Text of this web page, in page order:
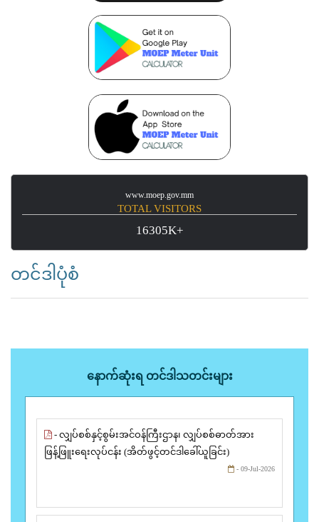
www.moep.gov.mm
TOTAL VISITORS
16305K+
တင်ဒါပုံစံ
နောက်ဆုံးရ တင်ဒါသတင်းများ
- လျှပ်စစ်နှင့်စွမ်းအင်ဝန်ကြီးဌာန၊ လျှပ်စစ်ဓာတ်အား
ဖြန့်ဖြူးရေးလုပ်ငန်း (အိတ်ဖွင့်တင်ဒါခေါ်ယူခြင်း)
- 09-Jul-2026